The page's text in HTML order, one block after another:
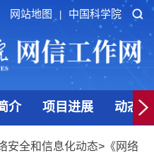
网站地图 中国科学院
介 项目进展 动态
安全和信息化动态> 《网络